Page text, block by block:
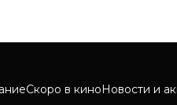
Скоро в киноНовости и